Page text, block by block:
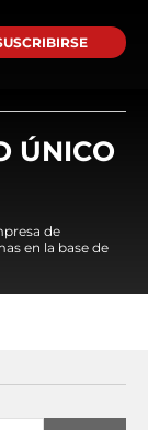
ÚNICO
de
en la base de